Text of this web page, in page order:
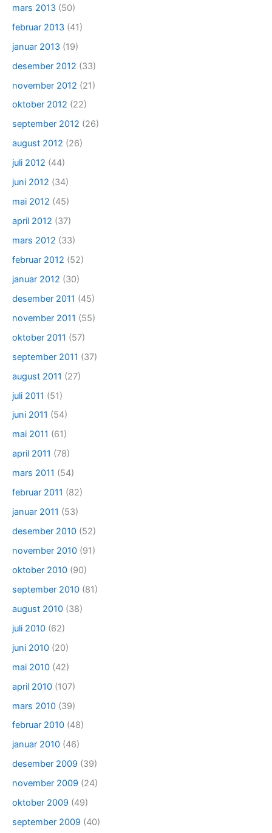
mars 2013 (50)
februar 2013 (41)
januar 2013 (19)
desember 2012 (33)
november 2012 (21)
oktober 2012 (22)
september 2012 (26)
august 2012 (26)
juli 2012 (44)
juni 2012 (34)
mai 2012 (45)
april 2012 (37)
mars 2012 (33)
februar 2012 (52)
januar 2012 (30)
desember 2011 (45)
november 2011 (55)
oktober 2011 (57)
september 2011 (37)
august 2011 (27)
juli 2011 (51)
juni 2011 (54)
mai 2011 (61)
april 2011 (78)
mars 2011 (54)
februar 2011 (82)
januar 2011 (53)
desember 2010 (52)
november 2010 (91)
oktober 2010 (90)
september 2010 (81)
august 2010 (38)
juli 2010 (62)
juni 2010 (20)
mai 2010 (42)
april 2010 (107)
mars 2010 (39)
februar 2010 (48)
januar 2010 (46)
desember 2009 (39)
november 2009 (24)
oktober 2009 (49)
september 2009 (40)